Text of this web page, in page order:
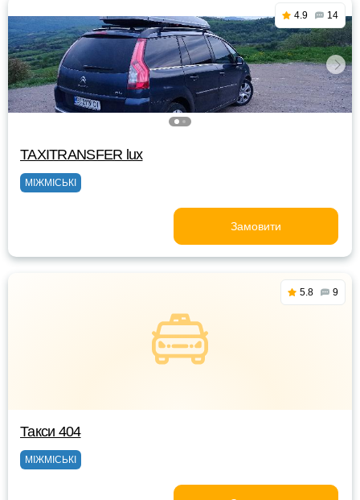
4.9 14
TAXITRANSFER lux
МІЖМІСЬКІ
Замовити
5.8 9
Такси 404
МІЖМІСЬКІ